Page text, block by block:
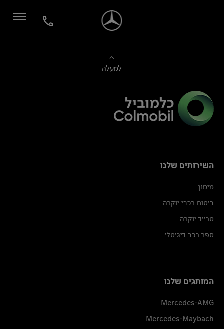
למעלה
השירותים שלנו
מימון
ביטוח רכבי יוקרה
טרייד יוקרה
ספר רכב דיגיטלי
המותגים שלנו
Mercedes-AMG
Mercedes-Maybach